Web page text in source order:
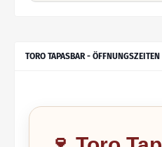
TORO TAPASBAR - ÖFFNUNGSZEITEN